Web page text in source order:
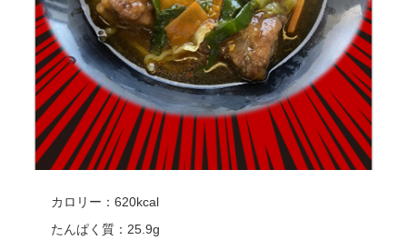
カロリー：620kcal
たんぱく質：25.9g